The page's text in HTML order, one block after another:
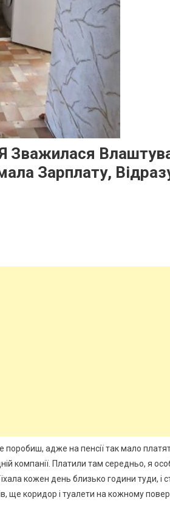
Зважилася
Зарплату,
адже на пенсії так мало
компанії. Платили там середньо, я
кожен день близько години туди, і
ще коридор і туалети на кожному